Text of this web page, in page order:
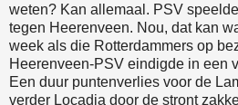
weten? Kan allemaal. PSV
tegen Heerenveen. Nou, dat kan
week als die Rotterdammers op
Heerenveen-PSV eindigde in een
Een duur puntenverlies voor de
verder Locadia door de stront